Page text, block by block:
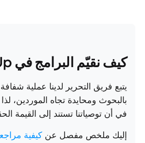
كيف نقيّم البرامج في ClickUp
يتبع فريق التحرير لدينا عملية
بالبحوث ومحايدة تجاه الموردين،
في أن توصياتنا تستند إلى القيمة
إليك ملخص مفصل عن كيفية